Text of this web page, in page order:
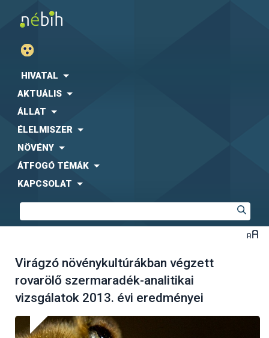
HIVATAL
AKTUÁLIS
ÁLLAT
ÉLELMISZER
NÖVÉNY
ÁTFOGÓ TÉMÁK
KAPCSOLAT
Virágzó növénykultúrákban végzett
rovarölő szermaradék-analitikai
vizsgálatok 2013. évi eredményei